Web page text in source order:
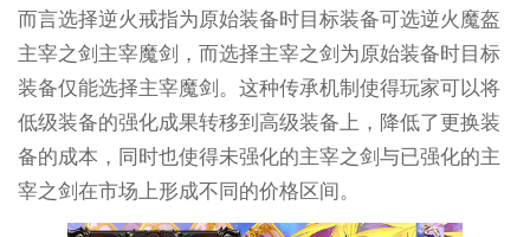
而言选择逆火戒指为原始装备时目标装备可选逆火魔盔
主宰之剑主宰魔剑，而选择主宰之剑为原始装备时目标
装备仅能选择主宰魔剑。这种传承机制使得玩家可以将
低级装备的强化成果转移到高级装备上，降低了更换装
备的成本，同时也使得未强化的主宰之剑与已强化的主
宰之剑在市场上形成不同的价格区间。